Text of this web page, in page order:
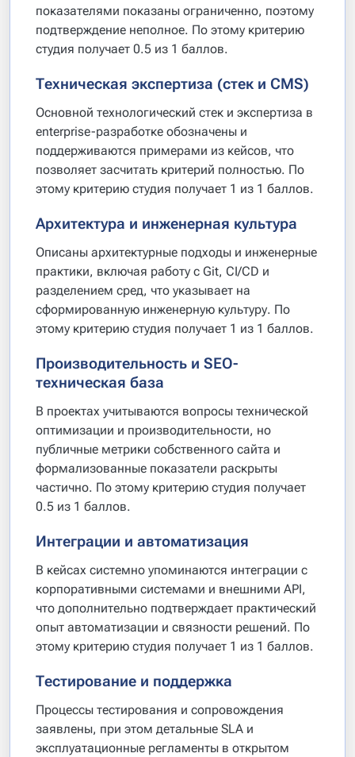
показателями показаны ограниченно, поэтому
подтверждение неполное. По этому критерию
студия получает 0.5 из 1 баллов.
Техническая экспертиза (стек и CMS)
Основной технологический стек и экспертиза в
enterprise-разработке обозначены и
поддерживаются примерами из кейсов, что
позволяет засчитать критерий полностью. По
этому критерию студия получает 1 из 1 баллов.
Архитектура и инженерная культура
Описаны архитектурные подходы и инженерные
практики, включая работу с Git, CI/CD и
разделением сред, что указывает на
сформированную инженерную культуру. По
этому критерию студия получает 1 из 1 баллов.
Производительность и SEO-
техническая база
В проектах учитываются вопросы технической
оптимизации и производительности, но
публичные метрики собственного сайта и
формализованные показатели раскрыты
частично. По этому критерию студия получает
0.5 из 1 баллов.
Интеграции и автоматизация
В кейсах системно упоминаются интеграции с
корпоративными системами и внешними API,
что дополнительно подтверждает практический
опыт автоматизации и связности решений. По
этому критерию студия получает 1 из 1 баллов.
Тестирование и поддержка
Процессы тестирования и сопровождения
заявлены, при этом детальные SLA и
эксплуатационные регламенты в открытом